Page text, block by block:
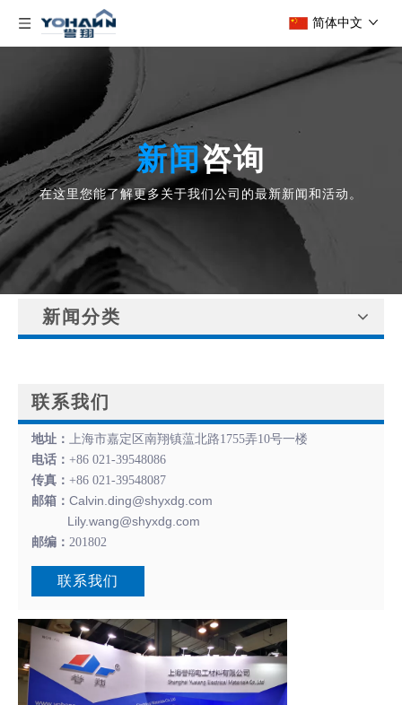
简体中文
新闻咨询
在这里您能了解更多关于我们公司的最新新闻和活动。
新闻分类
联系我们
地址： 上海市嘉定区南翔镇蕰北路1755弄10号一楼
电话： +86 021-39548086
传真： +86 021-39548087
邮箱： Calvin.ding@shyxdg.com
Lily.wang@shyxdg.com
邮编： 201802
联系我们